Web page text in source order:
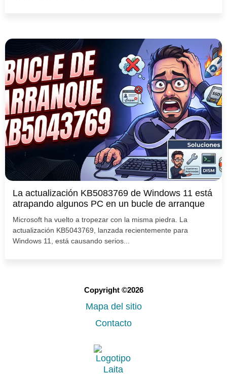
La actualización KB5083769 de Windows 11 está
atrapando algunos PC en un bucle de arranque
Microsoft ha vuelto a tropezar con la misma piedra. La
actualización KB5043769, lanzada recientemente para
Windows 11, está causando serios...
Copyright ©2026
Mapa del sitio
Contacto